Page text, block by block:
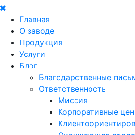
Главная
О заводе
Продукция
Услуги
Блог
Благодарственные
Ответственность
Миссия
Корпоративные